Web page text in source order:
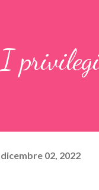
I
dicembre 02, 2022